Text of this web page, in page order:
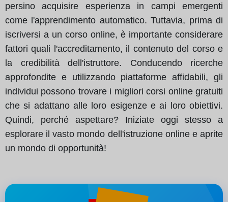
persino acquisire esperienza in campi emergenti
come l'apprendimento automatico. Tuttavia, prima di
iscriversi a un corso online, è importante considerare
fattori quali l'accreditamento, il contenuto del corso e
la credibilità dell'istruttore. Conducendo ricerche
approfondite e utilizzando piattaforme affidabili, gli
individui possono trovare i migliori corsi online gratuiti
che si adattano alle loro esigenze e ai loro obiettivi.
Quindi, perché aspettare? Iniziate oggi stesso a
esplorare il vasto mondo dell'istruzione online e aprite
un mondo di opportunità!